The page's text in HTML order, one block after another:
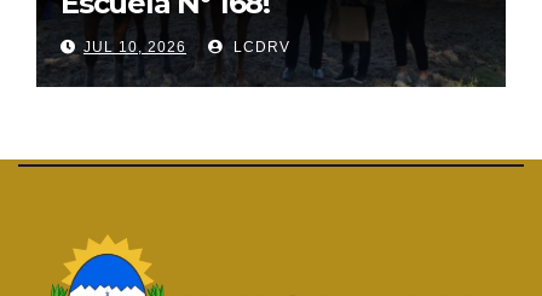
JUL 10, 2026 LCDRV